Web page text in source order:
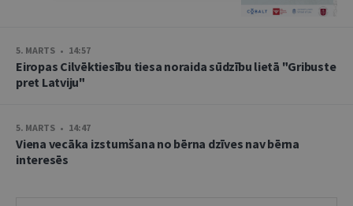
5. MARTS • 14:57
Eiropas Cilvēktiesību tiesa noraida sūdzību lietā "Gribuste
pret Latviju"
5. MARTS • 14:47
Viena vecāka izstumšana no bērna dzīves nav bērna
interesēs